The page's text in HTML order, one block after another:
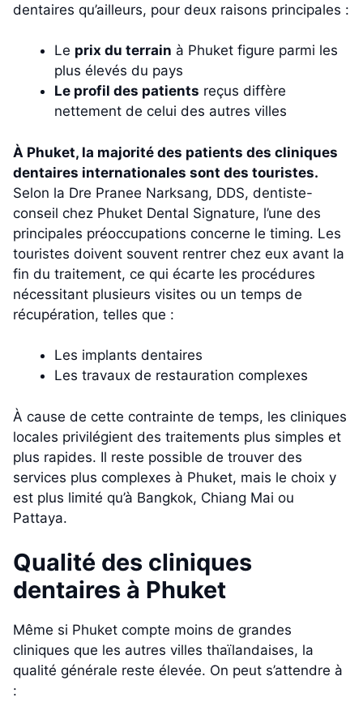
dentaires qu’ailleurs, pour deux raisons principales :
Le prix du terrain à Phuket figure parmi les
plus élevés du pays
Le profil des patients reçus diffère
nettement de celui des autres villes
À Phuket, la majorité des patients des cliniques
dentaires internationales sont des touristes.
Selon la Dre Pranee Narksang, DDS, dentiste-
conseil chez Phuket Dental Signature, l’une des
principales préoccupations concerne le timing. Les
touristes doivent souvent rentrer chez eux avant la
fin du traitement, ce qui écarte les procédures
nécessitant plusieurs visites ou un temps de
récupération, telles que :
Les implants dentaires
Les travaux de restauration complexes
À cause de cette contrainte de temps, les cliniques
locales privilégient des traitements plus simples et
plus rapides. Il reste possible de trouver des
services plus complexes à Phuket, mais le choix y
est plus limité qu’à Bangkok, Chiang Mai ou
Pattaya.
Qualité des cliniques
dentaires à Phuket
Même si Phuket compte moins de grandes
cliniques que les autres villes thaïlandaises, la
qualité générale reste élevée. On peut s’attendre à
: